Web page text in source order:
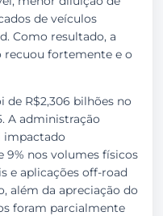
de veículos
Como resultado, a
recuou fortemente e o
R$2,306 bilhões no
A administração
impactado
9% nos volumes físicos
e aplicações off-road
além da apreciação do
foram parcialmente